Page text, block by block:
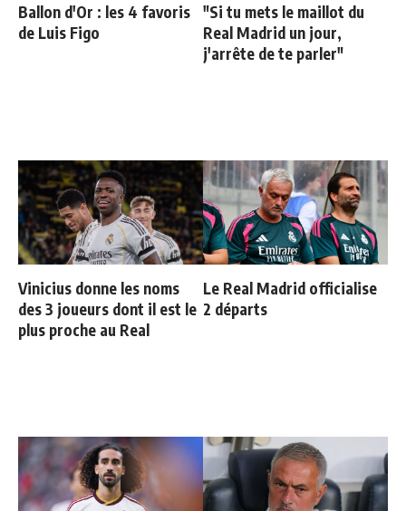
Ballon d'Or : les 4 favoris
de Luis Figo
"Si tu mets le maillot du
Real Madrid un jour,
j'arrête de te parler"
Vinicius donne les noms
des 3 joueurs dont il est le
plus proche au Real
Le Real Madrid officialise
2 départs